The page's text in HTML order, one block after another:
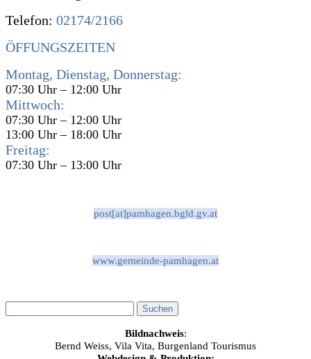
Telefon: 02174/2166
ÖFFUNGSZEITEN
Montag, Dienstag, Donnerstag:
07:30 Uhr – 12:00 Uhr
Mittwoch:
07:30 Uhr – 12:00 Uhr
13:00 Uhr – 18:00 Uhr
Freitag:
07:30 Uhr – 13:00 Uhr
post[at]pamhagen.bgld.gv.at
www.gemeinde-pamhagen.at
Bildnachweis:
Bernd Weiss, Vila Vita, Burgenland Tourismus